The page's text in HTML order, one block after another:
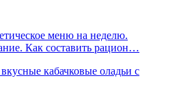
меню на неделю.
Как составить рацион…
кабачковые оладьи с